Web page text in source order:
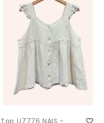
Top LI7776 NAIS -